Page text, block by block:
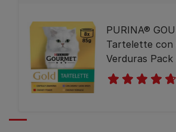
PURINA®
Tartelette con
Verduras